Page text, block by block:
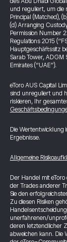
und reguliert, um die
Principal (Matched),
(d) Arranging
Permission Number
Regulations 2015
Hauptgeschäftssitz
Sarab Tower, ADGM
Emirates (“UAE”).
eToro AUS Capital
sind unreguliert und
riskieren, Ihr
Die Wertentwicklung
Ergebnisse.
Allgemeine
Der Handel mit
der Trades anderer
Sie den
Zu diesen Risiken
unerfahrenen/
deren letztendlicher
abweichen kann. Die